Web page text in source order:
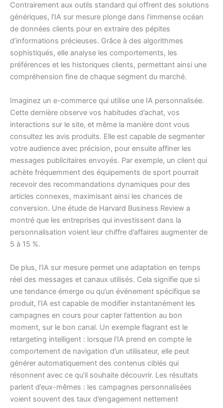
Contrairement aux outils standard qui offrent des solutions
génériques, l’IA sur mesure plonge dans l’immense océan
de données clients pour en extraire des pépites
d’informations précieuses. Grâce à des algorithmes
sophistiqués, elle analyse les comportements, les
préférences et les historiques clients, permettant ainsi une
compréhension fine de chaque segment du marché.
Imaginez un e-commerce qui utilise une IA personnalisée.
Cette dernière observe vos habitudes d’achat, vos
interactions sur le site, et même la manière dont vous
consultez les avis produits. Elle est capable de segmenter
votre audience avec précision, pour ensuite affiner les
messages publicitaires envoyés. Par exemple, un client qui
achète fréquemment des équipements de sport pourrait
recevoir des recommandations dynamiques pour des
articles connexes, maximisant ainsi les chances de
conversion. Une étude de Harvard Business Review a
montré que les entreprises qui investissent dans la
personnalisation voient leur chiffre d’affaires augmenter de
5 à 15 %.
De plus, l’IA sur mesure permet une adaptation en temps
réel des messages et canaux utilisés. Cela signifie que si
une tendance émerge ou qu’un événement spécifique se
produit, l’IA est capable de modifier instantanément les
campagnes en cours pour capter l’attention au bon
moment, sur le bon canal. Un exemple flagrant est le
retargeting intelligent : lorsque l’IA prend en compte le
comportement de navigation d’un utilisateur, elle peut
générer automatiquement des contenus ciblés qui
résonnent avec ce qu’il souhaite découvrir. Les résultats
parlent d’eux-mêmes : les campagnes personnalisées
voient souvent des taux d’engagement nettement